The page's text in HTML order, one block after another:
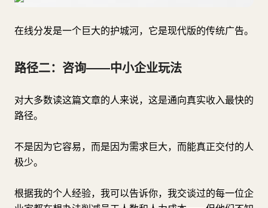
在线分发是一个巨大的护城河，它是现代版的传统广告。
路径二：咨询——中小企业玩法
对大多数读这篇文章的人来说，这是通向真实收入最快的
路径。
不是因为它容易，而是因为需求巨大，而能真正交付的人
极少。
根据我的个人经验，我可以告诉你，我交谈过的每一位企